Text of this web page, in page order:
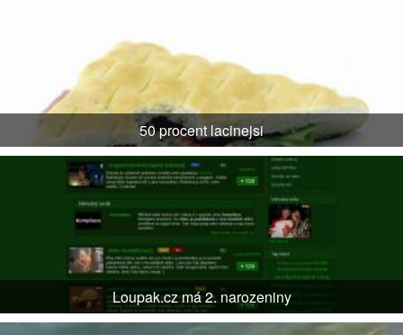
50 procent lacinejsi
Loupak.cz má 2. narozeniny